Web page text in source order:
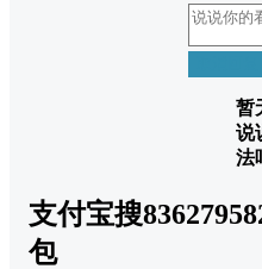
暂
说
法
支付宝搜
包